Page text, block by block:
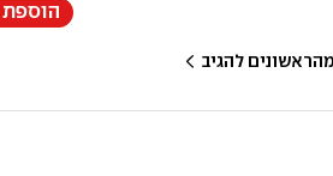
הוספת
להגיב